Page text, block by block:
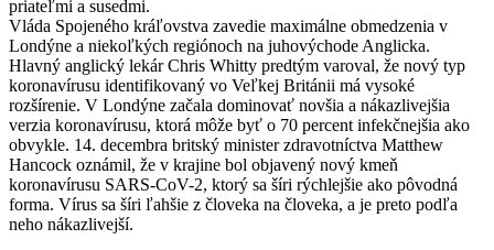
priateľmi a susedmi.
Vláda Spojeného kráľovstva zavedie maximálne obmedzenia v
Londýne a niekoľkých regiónoch na juhovýchode Anglicka.
Hlavný anglický lekár Chris Whitty predtým varoval, že nový typ
koronavírusu identifikovaný vo Veľkej Británii má vysoké
rozšírenie. V Londýne začala dominovať novšia a nákazlivejšia
verzia koronavírusu, ktorá môže byť o 70 percent infekčnejšia ako
obvykle. 14. decembra britský minister zdravotníctva Matthew
Hancock oznámil, že v krajine bol objavený nový kmeň
koronavírusu SARS-CoV-2, ktorý sa šíri rýchlejšie ako pôvodná
forma. Vírus sa šíri ľahšie z človeka na človeka, a je preto podľa
neho nákazlivejší.